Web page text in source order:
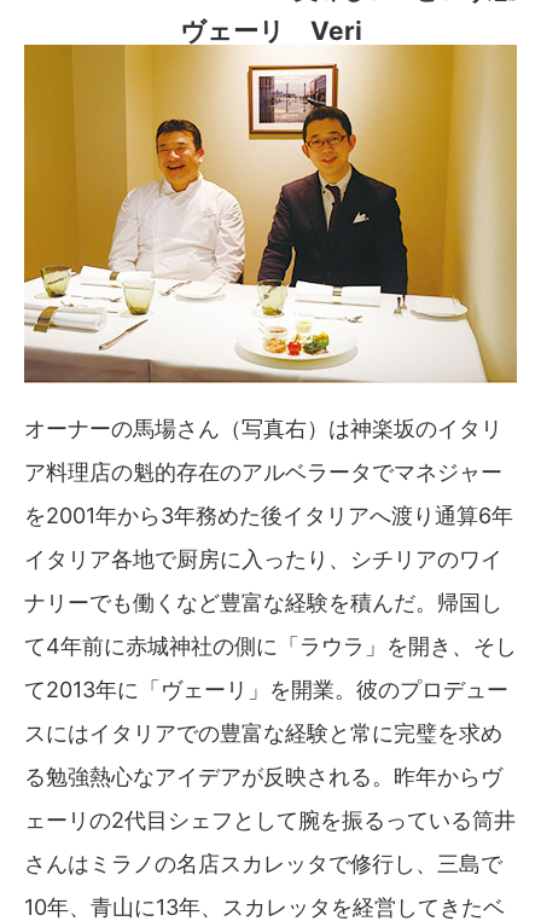
ヴェーリ Veri
オーナーの馬場さん（写真右）は神楽坂のイタリ
ア料理店の魁的存在のアルベラータでマネジャー
を2001年から3年務めた後イタリアへ渡り通算6年
イタリア各地で厨房に入ったり、シチリアのワイ
ナリーでも働くなど豊富な経験を積んだ。帰国し
て4年前に赤城神社の側に「ラウラ」を開き、そし
て2013年に「ヴェーリ」を開業。彼のプロデュー
スにはイタリアでの豊富な経験と常に完璧を求め
る勉強熱心なアイデアが反映される。昨年からヴ
ェーリの2代目シェフとして腕を振るっている筒井
さんはミラノの名店スカレッタで修行し、三島で
10年、青山に13年、スカレッタを経営してきたベ